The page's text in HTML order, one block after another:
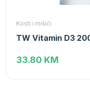
Kosti i mišići
TW Vitamin D3
33.80 KM